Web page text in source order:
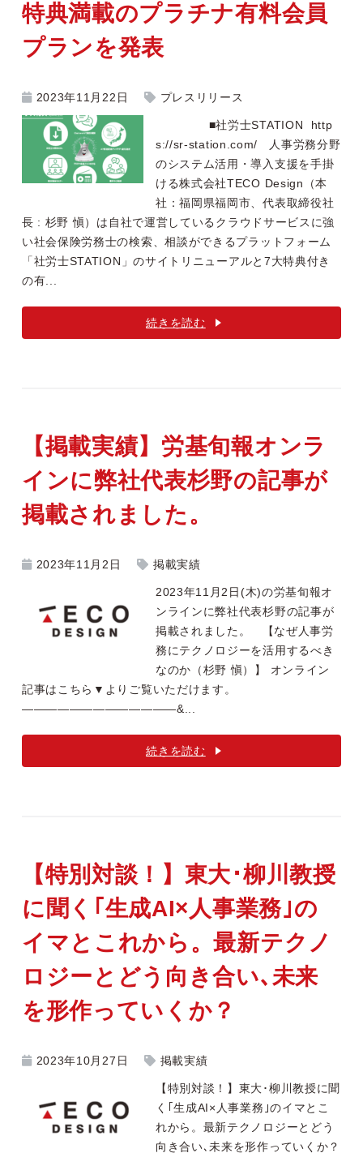
特典満載のプラチナ有料会員
プランを発表
2023年11月22日 プレスリリース
■社労士STATION http
s://sr-station.com/ 人事労務分野
のシステム活用・導入支援を手掛
ける株式会社TECO Design（本
社：福岡県福岡市、代表取締役社
長 : 杉野 愼）は自社で運営しているクラウドサービスに強
い社会保険労務士の検索、相談ができるプラットフォーム
「社労士STATION」のサイトリニューアルと7大特典付き
の有...
続きを読む
【掲載実績】労基旬報オンラ
インに弊社代表杉野の記事が
掲載されました。
2023年11月2日 掲載実績
2023年11月2日(木)の労基旬報オ
ンラインに弊社代表杉野の記事が
掲載されました。 【なぜ人事労
務にテクノロジーを活用するべき
なのか（杉野 愼）】 オンライン
記事はこちら▼よりご覧いただけます。
—————————————&...
続きを読む
【特別対談！】東大･柳川教授
に聞く｢生成AI×人事業務｣の
イマとこれから。最新テクノ
ロジーとどう向き合い､未来
を形作っていくか？
2023年10月27日 掲載実績
【特別対談！】東大･柳川教授に聞
く｢生成AI×人事業務｣のイマとこ
れから。最新テクノロジーとどう
向き合い､未来を形作っていくか？